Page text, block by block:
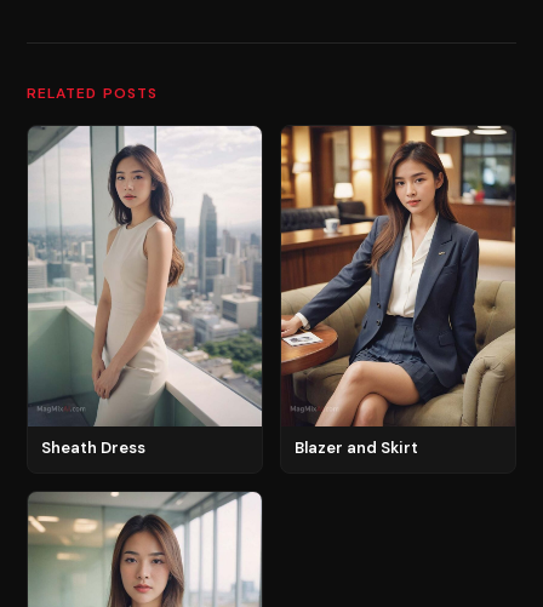
RELATED POSTS
Sheath Dress Blazer and Skirt